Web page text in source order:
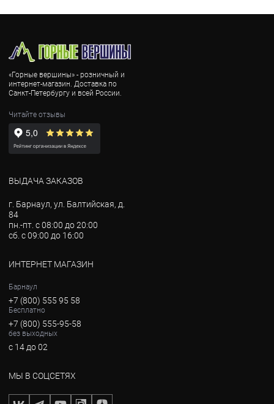
«Горные вершины» - розничный и
интернет-магазин. Доставка по
Санкт-Петербургу и всей России.
Читайте отзывы
ВЫДАЧА ЗАКАЗОВ
г. Барнаул, ул. Балтийская, д.
84
пн.-пт. с 08:00 до 20:00
сб. с 09:00 до 16:00
ИНТЕРНЕТ МАГАЗИН
Барнаул
+7 (800) 555 95 58
Бесплатно
+7 (800) 555-95-58
без выходных
с 14 до 02
МЫ В СОЦСЕТЯХ